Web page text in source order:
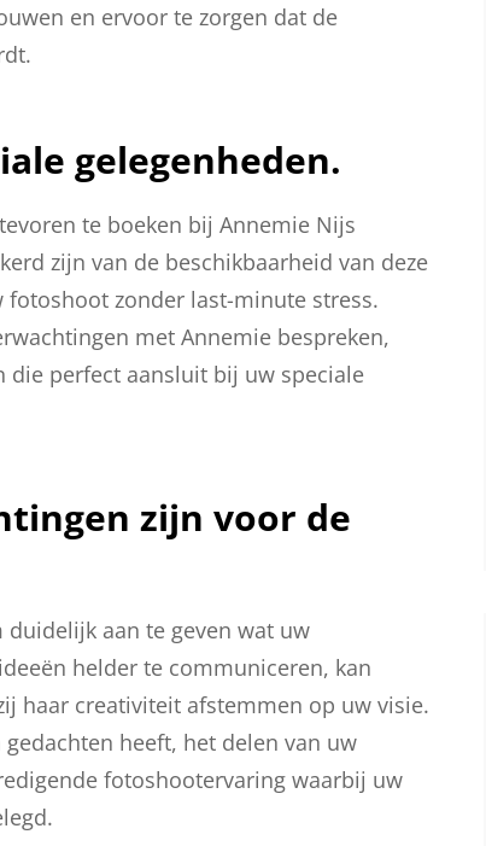
en ervoor te zorgen dat de
gelegenheden.
te boeken bij Annemie Nijs
zijn van de beschikbaarheid van deze
zonder last-minute stress.
met Annemie bespreken,
die perfect aansluit bij uw speciale
zijn voor de
aan te geven wat uw
helder te communiceren, kan
haar creativiteit afstemmen op uw visie.
heeft, het delen van uw
fotoshootervaring waarbij uw